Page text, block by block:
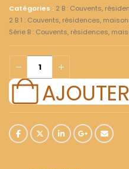
Catégories : 2 B : Couvents,
2 B 1 : Couvents, résidences,
Série B : Couvents, résidences,